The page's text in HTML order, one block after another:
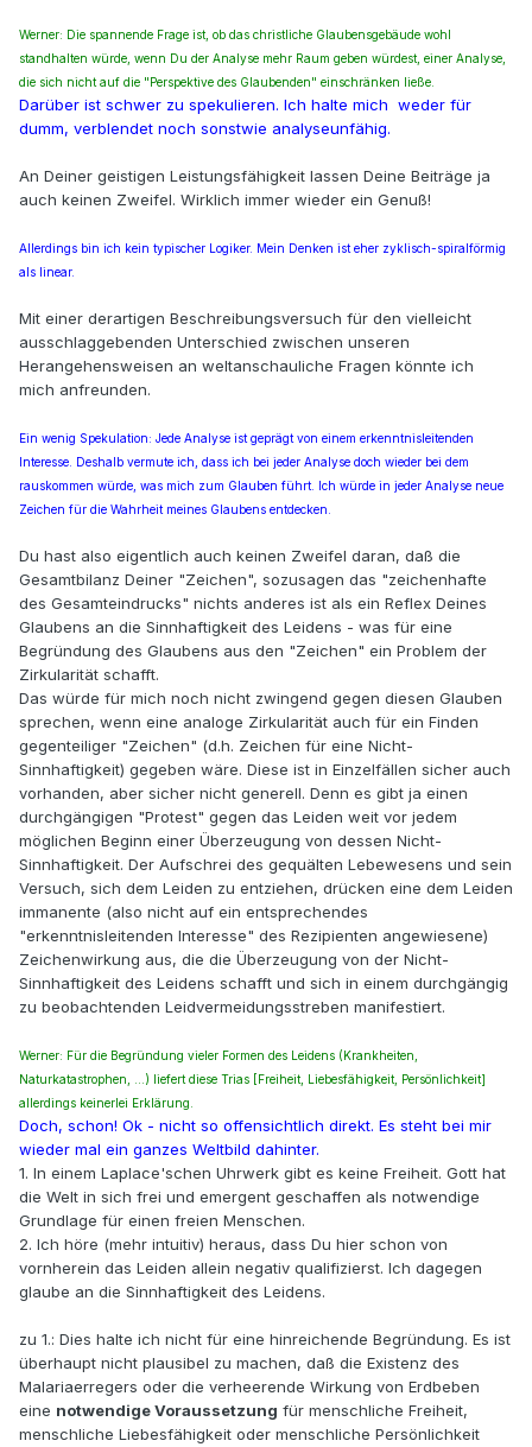
Werner: Die spannende Frage ist, ob das christliche Glaubensgebäude wohl
standhalten würde, wenn Du der Analyse mehr Raum geben würdest, einer Analyse,
die sich nicht auf die "Perspektive des Glaubenden" einschränken ließe.
Darüber ist schwer zu spekulieren. Ich halte mich weder für
dumm, verblendet noch sonstwie analyseunfähig.
An Deiner geistigen Leistungsfähigkeit lassen Deine Beiträge ja
auch keinen Zweifel. Wirklich immer wieder ein Genuß!
Allerdings bin ich kein typischer Logiker. Mein Denken ist eher zyklisch-spiralförmig
als linear.
Mit einer derartigen Beschreibungsversuch für den vielleicht
ausschlaggebenden Unterschied zwischen unseren
Herangehensweisen an weltanschauliche Fragen könnte ich
mich anfreunden.
Ein wenig Spekulation: Jede Analyse ist geprägt von einem erkenntnisleitenden
Interesse. Deshalb vermute ich, dass ich bei jeder Analyse doch wieder bei dem
rauskommen würde, was mich zum Glauben führt. Ich würde in jeder Analyse neue
Zeichen für die Wahrheit meines Glaubens entdecken.
Du hast also eigentlich auch keinen Zweifel daran, daß die
Gesamtbilanz Deiner "Zeichen", sozusagen das "zeichenhafte
des Gesamteindrucks" nichts anderes ist als ein Reflex Deines
Glaubens an die Sinnhaftigkeit des Leidens - was für eine
Begründung des Glaubens aus den "Zeichen" ein Problem der
Zirkularität schafft.
Das würde für mich noch nicht zwingend gegen diesen Glauben
sprechen, wenn eine analoge Zirkularität auch für ein Finden
gegenteiliger "Zeichen" (d.h. Zeichen für eine Nicht-
Sinnhaftigkeit) gegeben wäre. Diese ist in Einzelfällen sicher auch
vorhanden, aber sicher nicht generell. Denn es gibt ja einen
durchgängigen "Protest" gegen das Leiden weit vor jedem
möglichen Beginn einer Überzeugung von dessen Nicht-
Sinnhaftigkeit. Der Aufschrei des gequälten Lebewesens und sein
Versuch, sich dem Leiden zu entziehen, drücken eine dem Leiden
immanente (also nicht auf ein entsprechendes
"erkenntnisleitenden Interesse" des Rezipienten angewiesene)
Zeichenwirkung aus, die die Überzeugung von der Nicht-
Sinnhaftigkeit des Leidens schafft und sich in einem durchgängig
zu beobachtenden Leidvermeidungsstreben manifestiert.
Werner: Für die Begründung vieler Formen des Leidens (Krankheiten,
Naturkatastrophen, ...) liefert diese Trias [Freiheit, Liebesfähigkeit, Persönlichkeit]
allerdings keinerlei Erklärung.
Doch, schon! Ok - nicht so offensichtlich direkt. Es steht bei mir
wieder mal ein ganzes Weltbild dahinter.
1. In einem Laplace'schen Uhrwerk gibt es keine Freiheit. Gott hat
die Welt in sich frei und emergent geschaffen als notwendige
Grundlage für einen freien Menschen.
2. Ich höre (mehr intuitiv) heraus, dass Du hier schon von
vornherein das Leiden allein negativ qualifizierst. Ich dagegen
glaube an die Sinnhaftigkeit des Leidens.
zu 1.: Dies halte ich nicht für eine hinreichende Begründung. Es ist
überhaupt nicht plausibel zu machen, daß die Existenz des
Malariaerregers oder die verheerende Wirkung von Erdbeben
eine notwendige Voraussetzung für menschliche Freiheit,
menschliche Liebesfähigkeit oder menschliche Persönlichkeit